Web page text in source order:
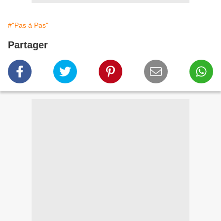
#"Pas à Pas"
Partager